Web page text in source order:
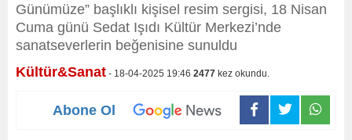
Günümüze” başlıklı kişisel resim sergisi, 18 Nisan
Cuma günü Sedat Işıdı Kültür Merkezi’nde
sanatseverlerin beğenisine sunuldu
Kültür&Sanat - 18-04-2025 19:46 2477 kez okundu.
Abone Ol